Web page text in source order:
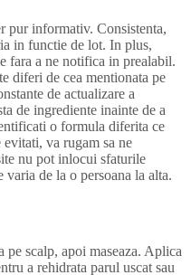
pur informativ. Consistenta,
in functie de lot. In plus,
fara a ne notifica in prealabil.
diferi de cea mentionata pe
de actualizare a
de ingrediente inainte de a
o formula diferita ce
va rugam sa ne
nu pot inlocui sfaturile
de la o persoana la alta.
scalp, apoi maseaza. Aplica
a rehidrata parul uscat sau